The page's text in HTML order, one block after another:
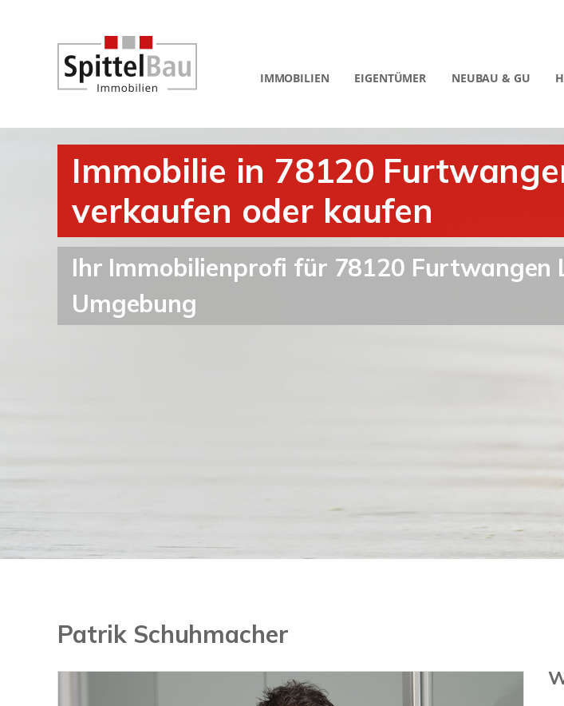
IMMOBILIEN EIGENTÜMER NEUBAU & GU
Immobilie in 78120
verkaufen oder kaufen
Ihr Immobilienprofi für 78120 Furtwangen
Umgebung
Patrik Schuhmacher